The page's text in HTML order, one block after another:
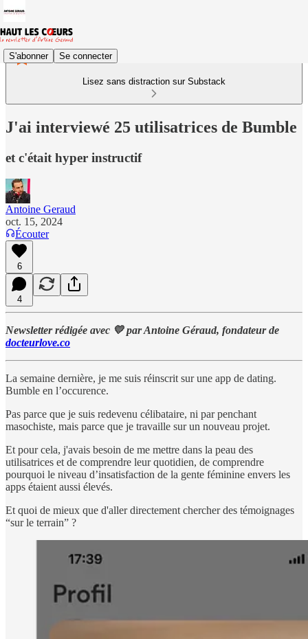
S'abonner Se connecter
Lisez sans distraction sur Substack
J'ai interviewé 25 utilisatrices de Bumble
et c'était hyper instructif
Antoine Geraud
oct. 15, 2024
Écouter
6
4
Newsletter rédigée avec 💛 par Antoine Géraud, fondateur de
docteurlove.co
La semaine dernière, je me suis réinscrit sur une app de dating.
Bumble en l’occurence.
Pas parce que je suis redevenu célibataire, ni par penchant
masochiste, mais parce que je travaille sur un nouveau projet.
Et pour cela, j'avais besoin de me mettre dans la peau des
utilisatrices et de comprendre leur quotidien, de comprendre
pourquoi le niveau d’insatisfaction de la gente féminine envers les
apps étaient aussi élevés.
Et quoi de mieux que d'aller directement chercher des témoignages
“sur le terrain” ?